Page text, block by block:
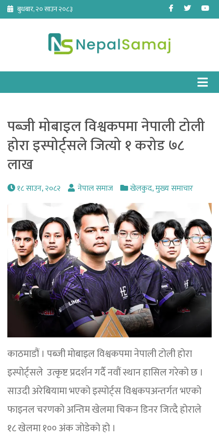
Skip
content
बुधबार, २० साउन २०८३ Facebook
Twitter
पब्जी मोबाइल विश्वकपमा नेपाली टोली
होरा इस्पोर्ट्सले जित्यो १ करोड ७८
लाख
१८ साउन, २०८२ नेपाल समाज खेलकुद,मुख्य समाचार
काठमाडौं । पब्जी मोबाइल विश्वकपमा नेपाली टोली होरा
इस्पोर्ट्सले उत्कृष्ट प्रदर्शन गर्दै नवौं स्थान हासिल गरेको छ ।
साउदी अरेबियामा भएको इस्पोर्ट्स विश्वकपअन्तर्गत भएको
फाइनल चरणको अन्तिम खेलमा चिकन डिनर जित्दै होराले
१८ खेलमा १०० अंक जोडेको हो ।